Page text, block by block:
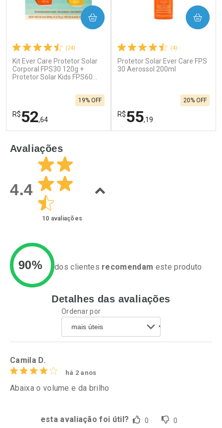
(24)
Kit Ever Care Protetor Solar
Corporal FPS30 120g +
Protetor Solar Kids FPS60
R$52,64
19% OFF
COMPRAR
Laboratório
Ativar Desconto
Comprar sem Desconto
Por R$ 52,64/cada
Por Menos
Comprar sem Desconto
(4)
Protetor Solar Ever Care FPS
30 Aerossol 200ml
R$55,19
20% OFF
COMPRAR
Ativar Desconto
Comprar sem Desconto
Por R$ 55,19/cada
Avaliações
4.4
10 avaliações
90% dos clientes recomendam este produto
Detalhes das avaliações
Ordenar por
Camila D.
há 2 anos
Abaixa o volume e da brilho
esta avaliação foi útil? 0 0